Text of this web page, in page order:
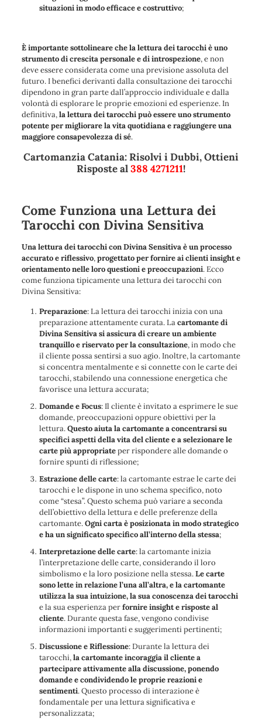
situazioni in modo efficace e costruttivo;
È importante sottolineare che la lettura dei tarocchi è uno
strumento di crescita personale e di introspezione, e non
deve essere considerata come una previsione assoluta del
futuro. I benefici derivanti dalla consultazione dei tarocchi
dipendono in gran parte dall’approccio individuale e dalla
volontà di esplorare le proprie emozioni ed esperienze. In
definitiva,la lettura dei tarocchi può essere uno strumento
potente per migliorare la vita quotidiana e raggiungere una
maggiore consapevolezza di sé.
Cartomanzia Catania: Risolvi i Dubbi, Ottieni
Risposte al388 4271211!
Come Funziona una Lettura dei
Tarocchi con Divina Sensitiva
Una lettura dei tarocchi con Divina Sensitiva è un processo
accurato e riflessivo,progettato per fornire ai clienti insight e
orientamento nelle loro questioni e preoccupazioni. Ecco
come funziona tipicamente una lettura dei tarocchi con
Divina Sensitiva:
Preparazione: La lettura dei tarocchi inizia con una
preparazione attentamente curata. Lacartomante di
Divina Sensitiva si assicura di creare un ambiente
tranquillo e riservato per la consultazione, in modo che
il cliente possa sentirsi a suo agio. Inoltre, la cartomante
si concentra mentalmente e si connette con le carte dei
tarocchi, stabilendo una connessione energetica che
favorisce una lettura accurata;
Domande e Focus: Il cliente è invitato a esprimere le sue
domande, preoccupazioni oppure obiettivi per la
lettura.Questo aiuta la cartomante a concentrarsi su
specifici aspetti della vita del cliente e a selezionare le
carte più appropriateper rispondere alle domande o
fornire spunti di riflessione;
Estrazione delle carte: la cartomante estrae le carte dei
tarocchi e le dispone in uno schema specifico, noto
come “stesa”. Questo schema può variare a seconda
dell’obiettivo della lettura e delle preferenze della
cartomante.Ogni carta è posizionata in modo strategico
e ha un significato specifico all’interno della stessa;
Interpretazione delle carte: la cartomante inizia
l’interpretazione delle carte, considerando il loro
simbolismo e la loro posizione nella stessa.Le carte
sono lette in relazione l’una all’altra, e la cartomante
utilizza la sua intuizione, la sua conoscenza dei tarocchi
e la sua esperienza perfornire insight e risposte al
cliente. Durante questa fase, vengono condivise
informazioni importanti e suggerimenti pertinenti;
Discussione e Riflessione: Durante la lettura dei
tarocchi,la cartomante incoraggia il cliente a
partecipare attivamente alla discussione, ponendo
domande e condividendo le proprie reazioni e
sentimenti. Questo processo di interazione è
fondamentale per una lettura significativa e
personalizzata;